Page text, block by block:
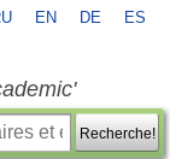
EN DE ES
Recherche!